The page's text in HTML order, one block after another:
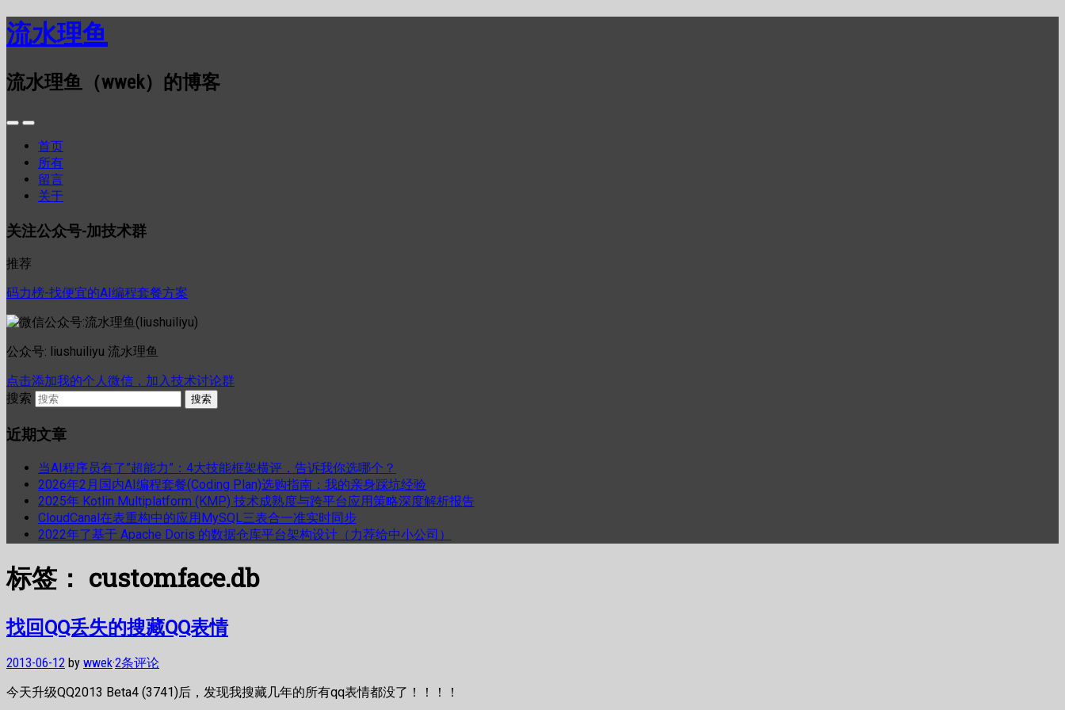
流水理鱼
流水理鱼（wwek）的博客
首页
所有
留言
关于
关注公众号-加技术群
推荐
码力榜-找便宜的AI编程套餐方案
公众号: liushuiliyu 流水理鱼
点击添加我的个人微信，加入技术讨论群
搜索
近期文章
当AI程序员有了”超能力”：4大技能框架横评，告诉我你选哪个？
2026年2月国内AI编程套餐(Coding Plan)选购指南：我的亲身踩坑经验
2025年 Kotlin Multiplatform (KMP) 技术成熟度与跨平台应用策略深度解析报告
CloudCanal在表重构中的应用MySQL三表合一准实时同步
2022年了基于 Apache Doris 的数据仓库平台架构设计（力荐给中小公司）
标签： customface.db
找回QQ丢失的搜藏QQ表情
2013-06-12 by wwek·2条评论
今天升级QQ2013 Beta4 (3741)后，发现我搜藏几年的所有qq表情都没了！！！！